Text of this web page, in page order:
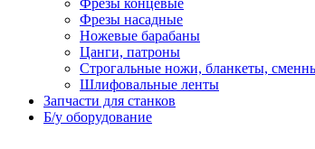
Фрезы концевые
Фрезы насадные
Ножевые барабаны
Цанги, патроны
Строгальные ножи, бланкеты,
Шлифовальные ленты
Запчасти для станков
Б/у оборудование